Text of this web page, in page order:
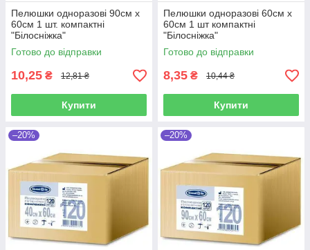
Пелюшки одноразові 90см х
60см 1 шт. компактні
"Білосніжка"
Готово до відправки
10,25 ₴ 12,81 ₴
Купити
Пелюшки одноразові 60см х
60см 1 шт компактні
"Білосніжка"
Готово до відправки
8,35 ₴ 10,44 ₴
Купити
–20% –20%